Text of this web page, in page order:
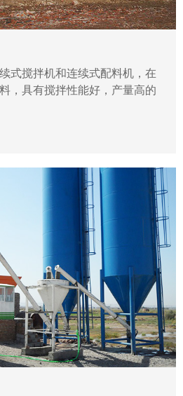
式搅拌机和连续式配料机，在
，具有搅拌性能好，产量高的